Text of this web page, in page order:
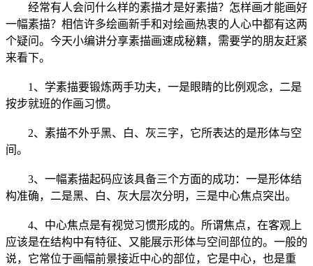
经常有人会问什么样的素描才是好素描？怎样画才能画好
一幅素描？相信许多绘画新手和对绘画热衷的人心中都有这两
个疑问。今天小编讲分享素描画速成秘籍，需要学的朋友赶紧
来看下。
1、学素描要锻炼两手功夫，一是眼睛的比例观念，二是
按步就班的作画习惯。
2、素描不外乎黑、白、灰三字，它所表达的是形体与空
间。
3、一幅素描起码应该具备三个方面的成功：一是形体结
构准确，二是黑、白、灰大层次分明，三是中心焦点突出。
4、中心焦点是有视觉习惯形成的。所谓焦点，在客观上
应该是在结构中有特征、又能展示形体与空间部位的。一般的
说，它常位于画幅前景接近中心的部位，它是中心，也是重